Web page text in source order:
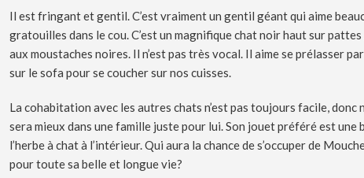
Il est fringant et gentil. C’est vraiment un gentil géant qui aime
gratouilles dans le cou. C’est un magnifique chat noir haut sur
aux moustaches noires. Il n’est pas très vocal. Il aime se prélasser
sur le sofa pour se coucher sur nos cuisses.
La cohabitation avec les autres chats n’est pas toujours facile, donc
sera mieux dans une famille juste pour lui. Son jouet préféré est une
l’herbe à chat à l’intérieur. Qui aura la chance de s’occuper de
pour toute sa belle et longue vie?